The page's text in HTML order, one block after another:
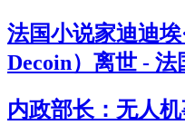
法国小说家迪迪
Decoin）离世 -
内政部长：无人